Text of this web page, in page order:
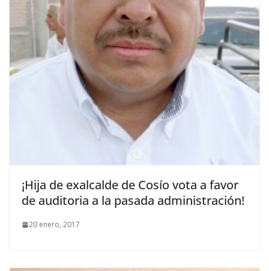
¡Hija de exalcalde de Cosío vota a favor
de auditoria a la pasada administración!
20 enero, 2017